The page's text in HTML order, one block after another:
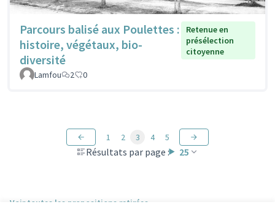
Parcours balisé aux Poulettes :
histoire, végétaux, bio-
diversité
Retenue en
présélection
citoyenne
Lamfou 2 0
Résultats par page : 25
1 2 3 4 5
Voir toutes les propositions retirées